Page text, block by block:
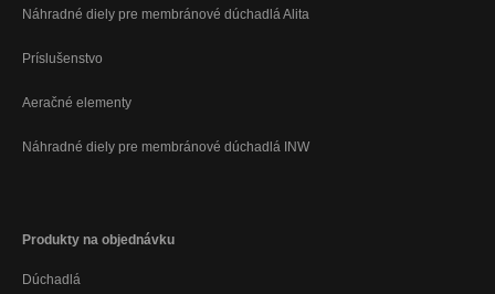
Náhradné diely pre membránové dúchadlá Alita
Príslušenstvo
Aeračné elementy
Náhradné diely pre membránové dúchadlá INW
Produkty na objednávku
Dúchadlá